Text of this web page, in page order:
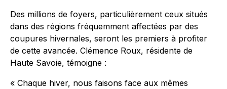
Des millions de foyers, particulièrement ceux situés
dans des régions fréquemment affectées par des
coupures hivernales, seront les premiers à profiter
de cette avancée. Clémence Roux, résidente de
Haute Savoie, témoigne :
« Chaque hiver, nous faisons face aux mêmes